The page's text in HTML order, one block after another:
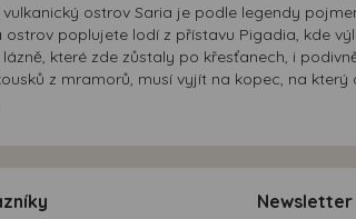
ostrov Saria je podle legendy
poplujete lodí z přístavu Pigadia, kde
které zde zůstaly po křesťanech, i
z mramorů, musí vyjít na kopec, na který
Newsletter